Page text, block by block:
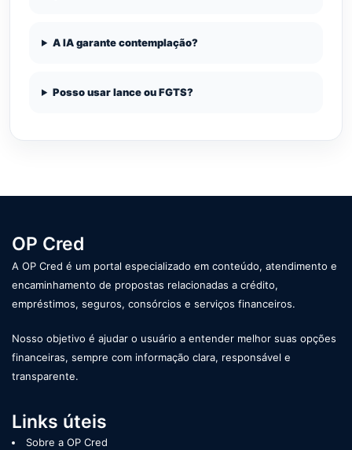
A IA garante contemplação?
Posso usar lance ou FGTS?
OP Cred
A OP Cred é um portal especializado em conteúdo, atendimento e
encaminhamento de propostas relacionadas a crédito,
empréstimos, seguros, consórcios e serviços financeiros.
Nosso objetivo é ajudar o usuário a entender melhor suas opções
financeiras, sempre com informação clara, responsável e
transparente.
Links úteis
Sobre a OP Cred